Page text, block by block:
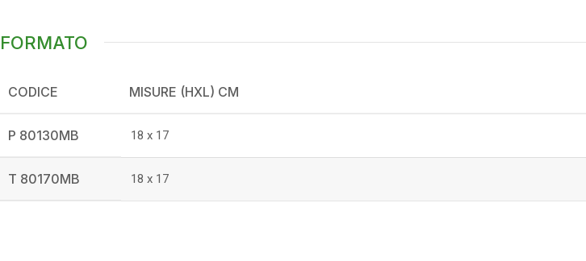
FORMATO
CODICE MISURE (HXL) CM
P 80130MB 18 x 17
T 80170MB 18 x 17